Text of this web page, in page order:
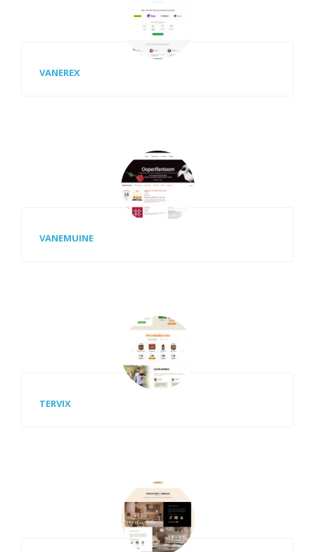
VANEREX
VANEMUINE
TERVIX